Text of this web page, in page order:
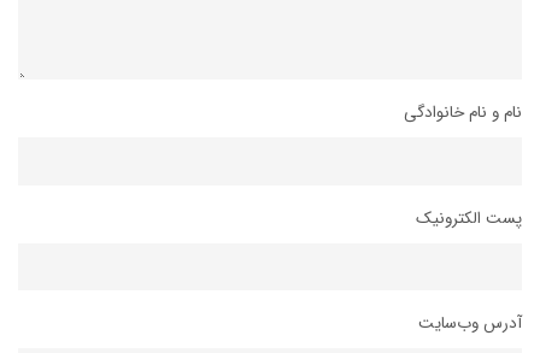
نام و نام خانوادگی
پست الکترونیک
آدرس وب‌سایت